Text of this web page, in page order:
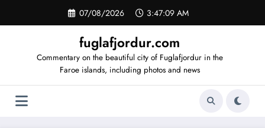
indhold
07/08/2026 3:47:09 AM
fuglafjordur.com
Commentary on the beautiful city of Fuglafjordur in the
Faroe islands, including photos and news